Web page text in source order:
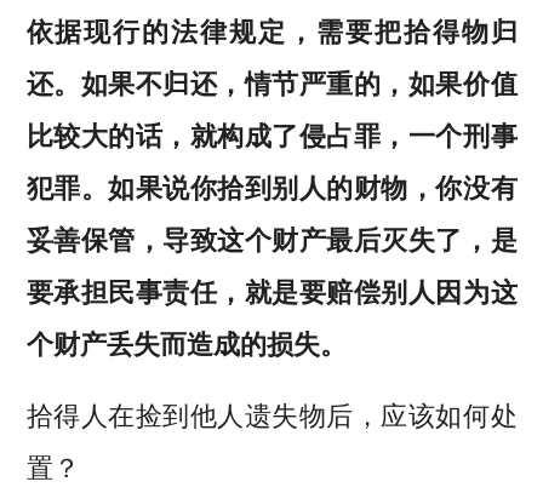
依据现行的法律规定，需要把拾得物归
还。如果不归还，情节严重的，如果价值
比较大的话，就构成了侵占罪，一个刑事
犯罪。如果说你拾到别人的财物，你没有
妥善保管，导致这个财产最后灭失了，是
要承担民事责任，就是要赔偿别人因为这
个财产丢失而造成的损失。
拾得人在捡到他人遗失物后，应该如何处
置？